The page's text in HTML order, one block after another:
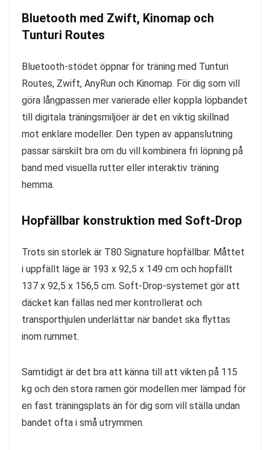
Bluetooth med Zwift, Kinomap och
Tunturi Routes
Bluetooth-stödet öppnar för träning med Tunturi
Routes, Zwift, AnyRun och Kinomap. För dig som vill
göra långpassen mer varierade eller koppla löpbandet
till digitala träningsmiljöer är det en viktig skillnad
mot enklare modeller. Den typen av appanslutning
passar särskilt bra om du vill kombinera fri löpning på
band med visuella rutter eller interaktiv träning
hemma.
Hopfällbar konstruktion med Soft-Drop
Trots sin storlek är T80 Signature hopfällbar. Måttet
i uppfällt läge är 193 x 92,5 x 149 cm och hopfällt
137 x 92,5 x 156,5 cm. Soft-Drop-systemet gör att
däcket kan fällas ned mer kontrollerat och
transporthjulen underlättar när bandet ska flyttas
inom rummet.
Samtidigt är det bra att känna till att vikten på 115
kg och den stora ramen gör modellen mer lämpad för
en fast träningsplats än för dig som vill ställa undan
bandet ofta i små utrymmen.